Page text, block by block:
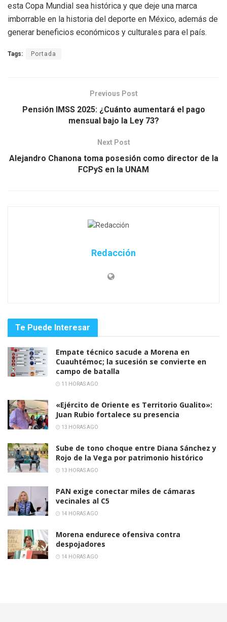
esta Copa Mundial sea histórica y que deje una marca
imborrable en la historia del deporte en México, además de
generar beneficios económicos y culturales para el país.
Tags: Portada
Previous Post
Pensión IMSS 2025: ¿Cuánto aumentará el pago
mensual bajo la Ley 73?
Next Post
Alejandro Chanona toma posesión como director de la
FCPyS en la UNAM
Redacción
Te Puede Interesar
Empate técnico sacude a Morena en
Cuauhtémoc; la sucesión se convierte en
campo de batalla
11 HORAS AGO
«Ejército de Oriente es Territorio Gualito»:
Juan Rubio fortalece su presencia
13 HORAS AGO
Sube de tono choque entre Diana Sánchez y
Rojo de la Vega por patrimonio histórico
13 HORAS AGO
PAN exige conectar miles de cámaras
vecinales al C5
14 HORAS AGO
Morena endurece ofensiva contra
despojadores
14 HORAS AGO